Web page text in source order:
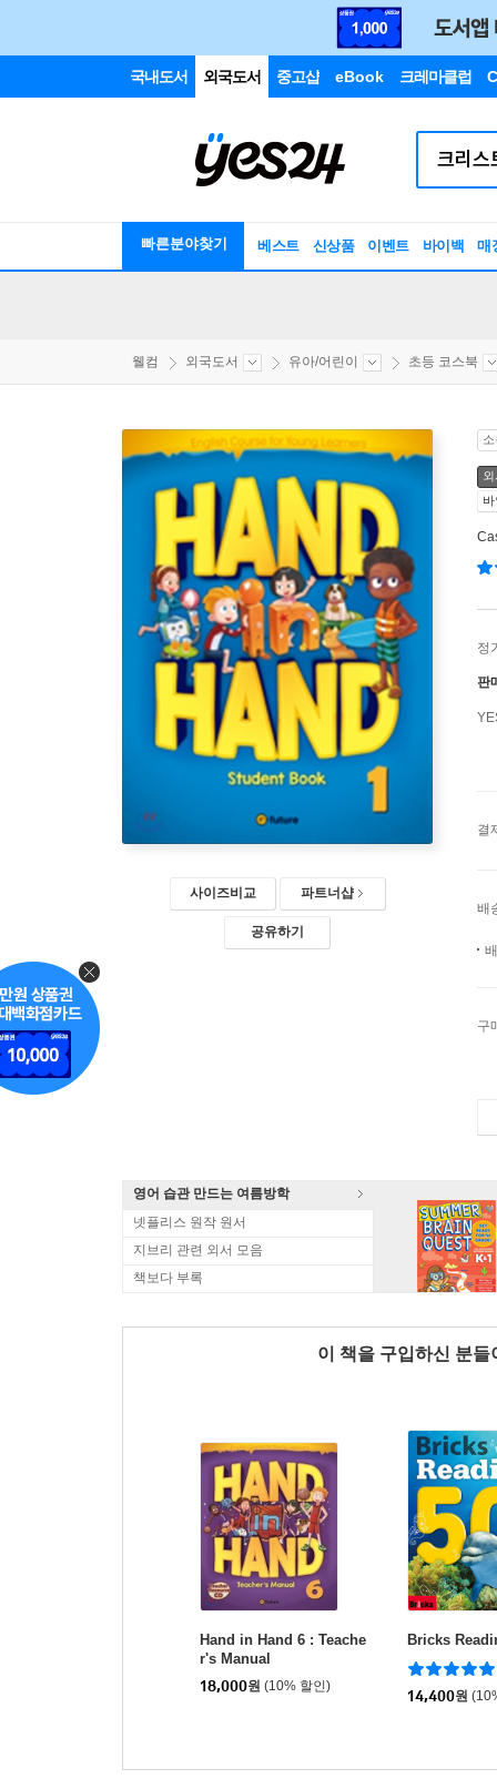
국내도서 외국도서 중고샵 eBook 크레마클럽
빠른분야찾기 베스트 신상품 이벤트 바이백 매
웰컴 외국도서 유아/어린이 초등 코스북
사이즈비교 파트너샵
공유하기
정
판
결
배
구
영어 습관 만드는 여름방학
넷플리스 원작 원서
지브리 관련 외서 모음
책보다 부록
이 책을 구입하신 분
Hand in Hand 6 : Teache
r's Manual
18,000원 (10% 할인)
Bricks
14,400원